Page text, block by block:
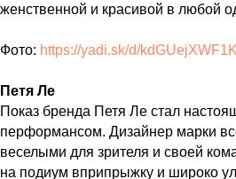
женственной и красивой в любой
Фото: https://yadi.sk/d/
Петя Ле
Показ бренда Петя Ле стал
перформансом. Дизайнер марки
веселыми для зрителя и своей
на подиум вприпрыжку и широко